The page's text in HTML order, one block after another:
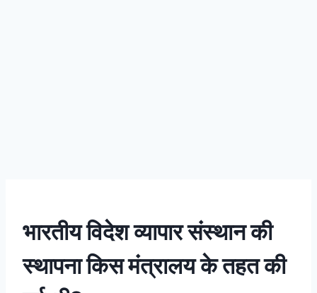
भारतीय विदेश व्यापार संस्थान की
स्थापना किस मंत्रालय के तहत की